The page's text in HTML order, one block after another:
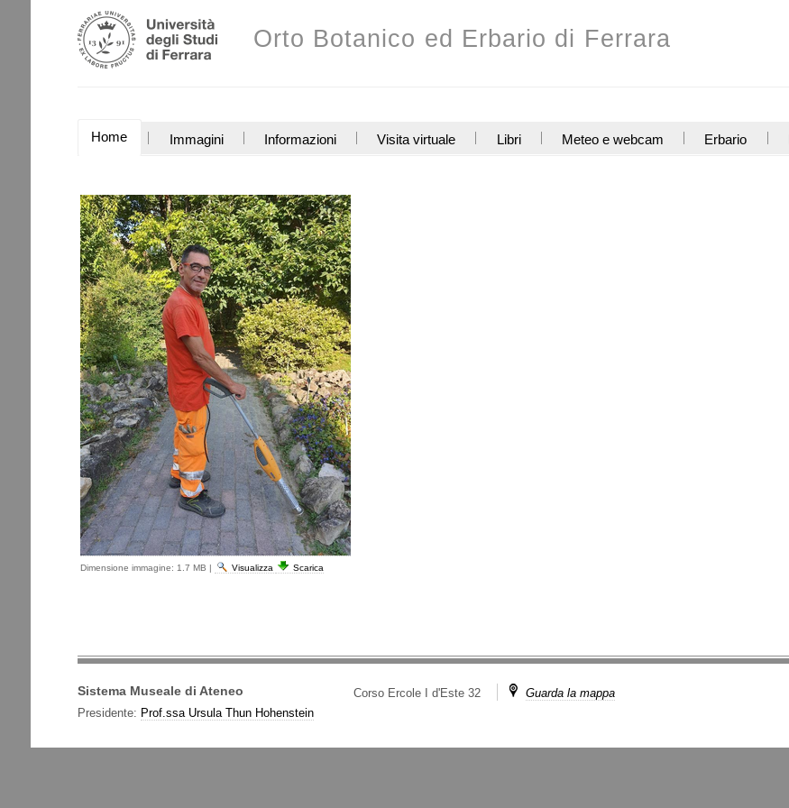
Salta
ai
contenuti.
Strumenti
personali
Orto Botanico ed Erbario di Ferrara
SEZIONI
Home Immagini Informazioni Visita virtuale Libri Meteo e webcam Erbario
Dimensione immagine: 1.7 MB | Visualizza Scarica
Sistema Museale di Ateneo
Presidente: Prof.ssa Ursula Thun Hohenstein
Corso Ercole I d'Este 32 Guarda la mappa